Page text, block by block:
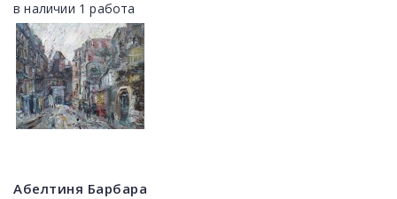
в наличии 1 работа
Абелтиня Барбара